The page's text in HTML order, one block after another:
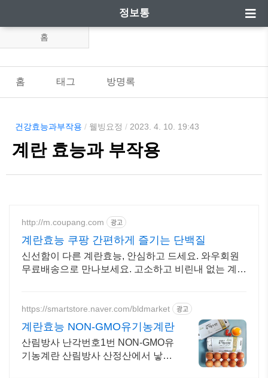
정보통
홈
홈 태그 방명록
건강효능과부작용 / 웰빙요정 / 2023. 4. 10. 19:43
계란 효능과 부작용
http://m.coupang.com 광고
계란효능 쿠팡 간편하게 즐기는 단백질
신선함이 다른 계란효능, 안심하고 드세요. 와우회원
무료배송으로 만나보세요. 고소하고 비린내 없는 계
https://smartstore.naver.com/bldmarket 광고
계란효능 NON-GMO유기농계란
산림방사 난각번호1번 NON-GMO유
기농계란 산림방사 산정산에서 낳은